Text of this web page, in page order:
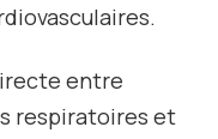
entre
respiratoires et